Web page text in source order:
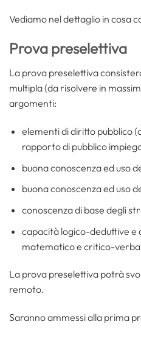
Vediamo nel dettaglio in cosa
Prova preselettiva
La prova preselettiva
multipla (da risolvere in
argomenti:
elementi di diritto pubblico
rapporto di pubblico
buona conoscenza ed uso
buona conoscenza ed uso
conoscenza di base degli
capacità logico-deduttive e
matematico e critico-
La prova preselettiva potrà
remoto.
Saranno ammessi alla prima